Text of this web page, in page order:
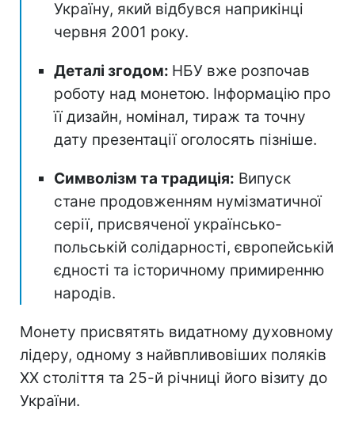
Україну, який відбувся наприкінці
червня 2001 року.
Деталі згодом: НБУ вже розпочав
роботу над монетою. Інформацію про
її дизайн, номінал, тираж та точну
дату презентації оголосять пізніше.
Символізм та традиція: Випуск
стане продовженням нумізматичної
серії, присвяченої українсько-
польській солідарності, європейській
єдності та історичному примиренню
народів.
Монету присвятять видатному духовному
лідеру, одному з найвпливовіших поляків
ХХ століття та 25-й річниці його візиту до
України.